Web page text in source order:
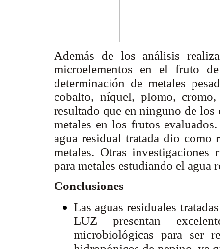
Además de los análisis
microelementos en el fruto
determinación de metales
cobalto, níquel, plomo,
resultado que en ninguno de los
metales en los frutos
agua residual tratada dio como
metales. Otras investigaciones
para metales estudiando el
Conclusiones
Las aguas residuales
LUZ presentan
microbiológicas para ser